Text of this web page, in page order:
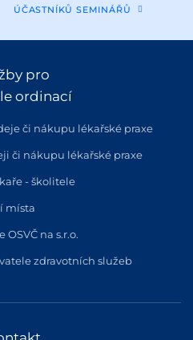
ÚČASTNÍKŮ SEMINÁŘŮ
pro
ordinací
či nákupu lékařské praxe
či nákupu lékařské praxe
- školitele
místa
OSVČ na s.r.o.
zdravotních služeb